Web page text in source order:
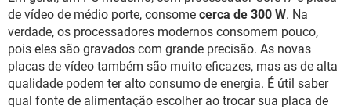
de vídeo de médio porte, consome cerca de 300 W. Na
verdade, os processadores modernos consomem pouco,
pois eles são gravados com grande precisão. As novas
placas de vídeo também são muito eficazes, mas as de alta
qualidade podem ter alto consumo de energia. É útil saber
qual fonte de alimentação escolher ao trocar sua placa de